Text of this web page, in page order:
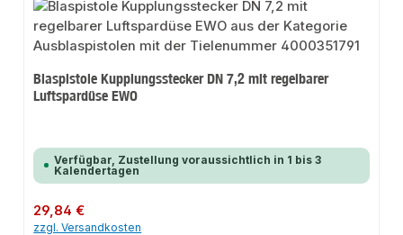
Blaspistole Kupplungsstecker DN 7,2 mit regelbarer
Luftspardüse EWO
Verfügbar, Zustellung voraussichtlich in 1 bis 3
Kalendertagen
Regulärer Preis:
29,84 €
zzgl. Versandkosten